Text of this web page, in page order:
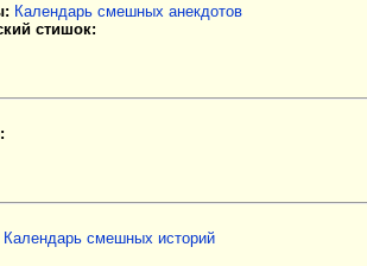
Календарь смешных анекдотов
стишок:
Календарь смешных историй